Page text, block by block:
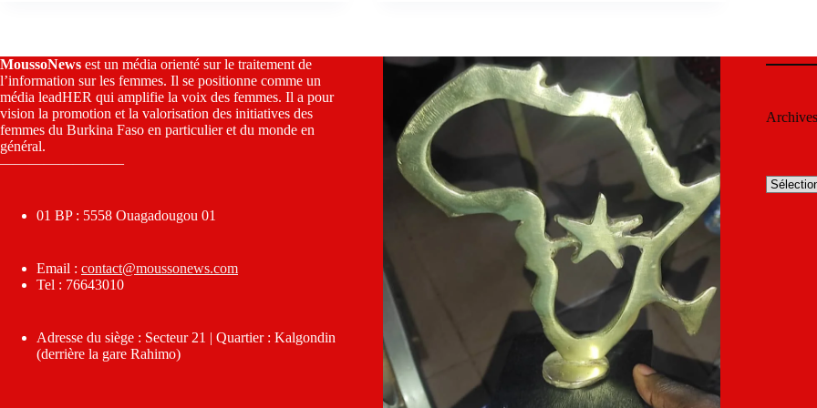
MoussoNews est un média orienté sur le traitement de
l’information sur les femmes. Il se positionne comme un
média leadHER qui amplifie la voix des femmes. Il a pour
vision la promotion et la valorisation des initiatives des
femmes du Burkina Faso en particulier et du monde en
général.
————————–
01 BP : 5558 Ouagadougou 01
Email : contact@moussonews.com
Tel : 76643010
Adresse du siège : Secteur 21 | Quartier : Kalgondin
(derrière la gare Rahimo)
Archives
Archives